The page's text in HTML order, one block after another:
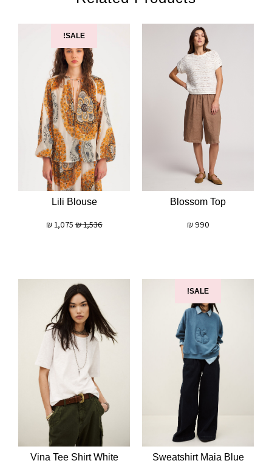
Blossom Top
990
₪
SALE!
Lili Blouse
1,536
₪
1,075
₪
SALE!
Sweatshirt Maia Blue
Vina Tee Shirt White